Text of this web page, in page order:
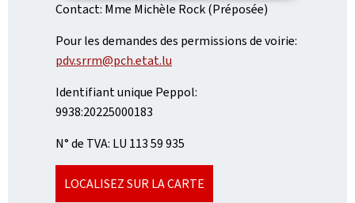
Contact: Mme Michèle Rock (Préposée)
Pour les demandes des permissions de voirie:
pdv.srrm@pch.etat.lu
Identifiant unique Peppol:
9938:20225000183
N° de TVA: LU 113 59 935
LOCALISEZ SUR LA CARTE